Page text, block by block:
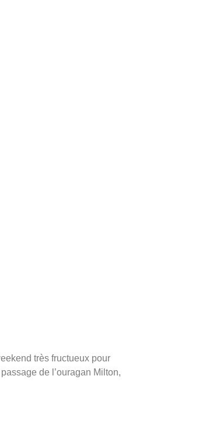
très fructueux pour
de l’ouragan Milton,